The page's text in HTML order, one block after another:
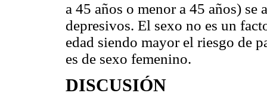
a 45 años o menor a 45 años)
depresivos. El sexo no es un
edad siendo mayor el riesgo de
es de sexo femenino.
DISCUSIÓN